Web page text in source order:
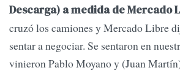
Descarga) a medida de Mercado
cruzó los camiones y Mercado Libre
sentar a negociar. Se sentaron en
vinieron Pablo Moyano y (Juan